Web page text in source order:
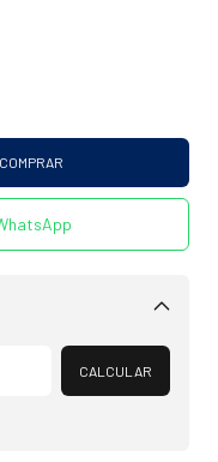
Alterar CEP
CALCULAR